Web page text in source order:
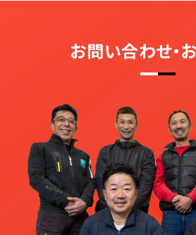
お問い合わせ・